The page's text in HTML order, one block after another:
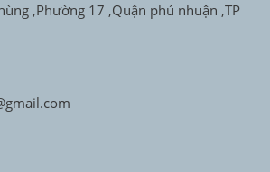
,Phường 17 ,Quận phú nhuận ,TP